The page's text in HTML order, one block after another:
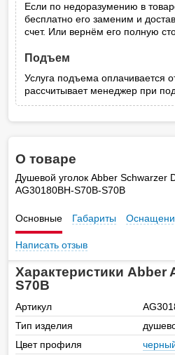
Если по недоразумению в
бесплатно его заменим и
счет. Или вернём его полную
Подъем
Услуга подъема оплачивается
рассчитывает менеджер при
О товаре
Душевой уголок Abber Schwarzer
AG30180BH-S70B-S70B
Основные Габариты
Написать отзыв
Характеристики Abber
S70B
Артикул
Тип изделия
Цвет профиля